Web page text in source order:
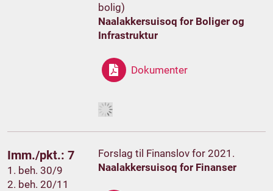
bolig)
Naalakkersuisoq for Boliger og
Infrastruktur
Dokumenter
Imm./pkt.: 7
1. beh. 30/9
2. beh. 20/11
Forslag til Finanslov for 2021.
Naalakkersuisoq for Finanser